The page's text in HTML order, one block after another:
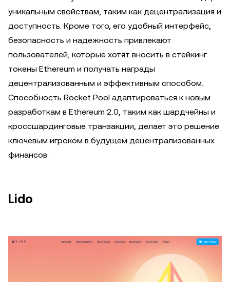
уникальным свойствам, таким как децентрализация и
доступность. Кроме того, его удобный интерфейс,
безопасность и надежность привлекают
пользователей, которые хотят вносить в стейкинг
токены Ethereum и получать награды
децентрализованным и эффективным способом.
Способность Rocket Pool адаптироваться к новым
разработкам в Ethereum 2.0, таким как шардчейны и
кроссшардинговые транзакции, делает это решение
ключевым игроком в будущем децентрализованных
финансов.
Lido